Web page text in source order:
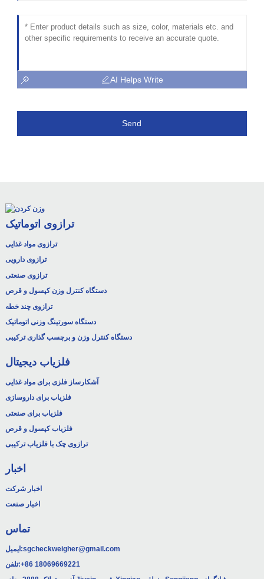
AI Helps Write
Send
ترازوی اتوماتیک
ترازوی مواد غذایی
ترازوی دارویی
ترازوی صنعتی
دستگاه کنترل وزن کپسول و قرص
ترازوی چند خطه
دستگاه سورتینگ وزنی اتوماتیک
دستگاه کنترل وزن و برچسب گذاری ترکیبی
فلزیاب دیجیتال
آشکارساز فلزی برای مواد غذایی
فلزیاب برای داروسازی
فلزیاب برای صنعتی
فلزیاب کپسول و قرص
ترازوی چک با فلزیاب ترکیبی
اخبار
اخبار شرکت
اخبار صنعت
تماس
ایمیل:sgcheckweigher@gmail.com
تلفن:‎+86 18069669221‎